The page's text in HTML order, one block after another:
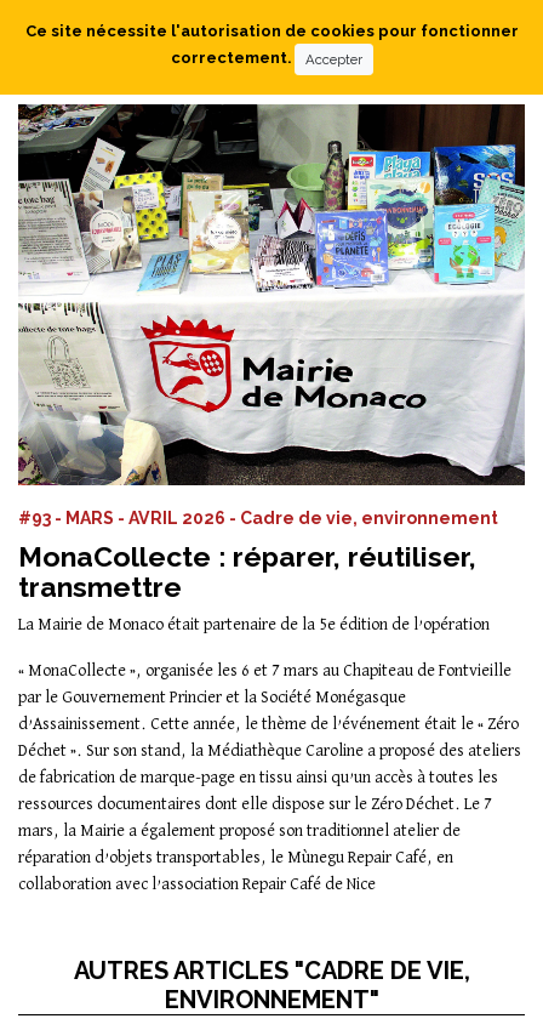
#93 - MARS - AVRIL 2026 - Cadre de vie, environnement
MonaCollecte : réparer, réutiliser,
transmettre
La Mairie de Monaco était partenaire de la 5e édition de l’opération
« MonaCollecte », organisée les 6 et 7 mars au Chapiteau de Fontvieille
par le Gouvernement Princier et la Société Monégasque
d’Assainissement. Cette année, le thème de l’événement était le « Zéro
Déchet ». Sur son stand, la Médiathèque Caroline a proposé des ateliers
de fabrication de marque-page en tissu ainsi qu’un accès à toutes les
ressources documentaires dont elle dispose sur le Zéro Déchet. Le 7
mars, la Mairie a également proposé son traditionnel atelier de
réparation d’objets transportables, le Mùnegu Repair Café, en
collaboration avec l’association Repair Café de Nice
AUTRES ARTICLES "CADRE DE VIE,
ENVIRONNEMENT"
Ce site nécessite l'autorisation de cookies pour fonctionner
correctement.
Accepter